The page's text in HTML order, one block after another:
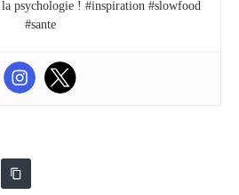
psychologie ! #inspiration #slowfood
#sante